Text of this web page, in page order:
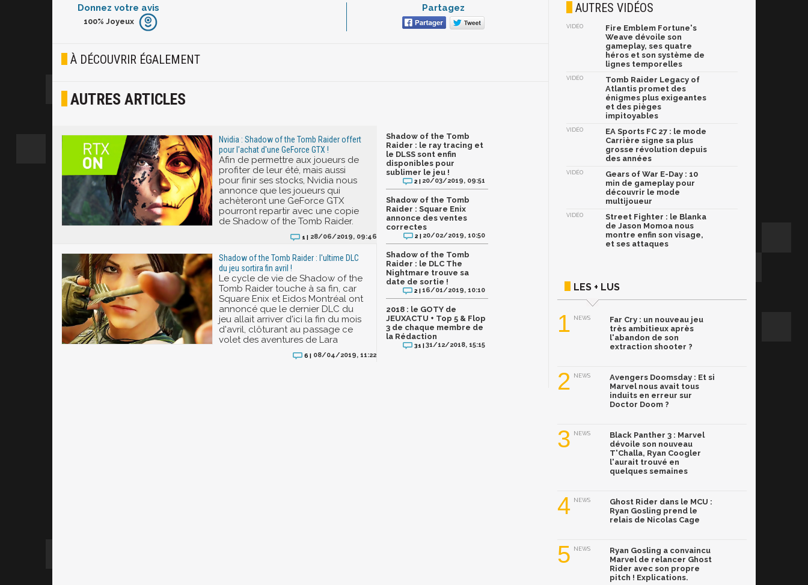
Donnez votre avis
Furieux
Joyeux
100% Joyeux
Partagez
À DÉCOUVRIR ÉGALEMENT
AUTRES ARTICLES
Nvidia : Shadow of the Tomb Raider offert
pour l'achat d'une GeForce GTX !
Afin de permettre aux joueurs de
profiter de leur été, mais aussi
pour finir ses stocks, Nvidia nous
annonce que les joueurs qui
achèteront une GeForce GTX
pourront repartir avec une copie
de Shadow of the Tomb Raider.
1 | 28/06/2019, 09:46
Shadow of the Tomb Raider : l'ultime DLC
du jeu sortira fin avril !
Le cycle de vie de Shadow of the
Tomb Raider touche à sa fin, car
Square Enix et Eidos Montréal ont
annoncé que le dernier DLC du
jeu allait arriver d'ici la fin du mois
d'avril, clôturant au passage ce
volet des aventures de Lara
6 | 08/04/2019, 11:22
Shadow of the Tomb
Raider : le ray tracing et
le DLSS sont enfin
disponibles pour
sublimer le jeu !
2 | 20/03/2019, 09:51
Shadow of the Tomb
Raider : Square Enix
annonce des ventes
correctes
2 | 20/02/2019, 10:50
Shadow of the Tomb
Raider : le DLC The
Nightmare trouve sa
date de sortie !
2 |16/01/2019, 10:10
2018 : le GOTY de
JEUXACTU + Top 5 & Flop
3 de chaque membre de
la Rédaction
31 |31/12/2018, 15:15
AUTRES VIDÉOS
VIDÉO
Fire Emblem Fortune's
Weave dévoile son
gameplay, ses quatre
héros et son système de
lignes temporelles
VIDÉO
Tomb Raider Legacy of
Atlantis promet des
énigmes plus exigeantes
et des pièges
impitoyables
VIDÉO
EA Sports FC 27 : le mode
Carrière signe sa plus
grosse révolution depuis
des années
VIDÉO
Gears of War E-Day : 10
min de gameplay pour
découvrir le mode
multijoueur
VIDÉO
Street Fighter : le Blanka
de Jason Momoa nous
montre enfin son visage,
et ses attaques
LES + LUS
1 NEWS
Far Cry : un nouveau jeu
très ambitieux après
l'abandon de son
extraction shooter ?
2 NEWS
Avengers Doomsday : Et si
Marvel nous avait tous
induits en erreur sur
Doctor Doom ?
3 NEWS
Black Panther 3 : Marvel
dévoile son nouveau
T'Challa, Ryan Coogler
l'aurait trouvé en
quelques semaines
4 NEWS
Ghost Rider dans le MCU :
Ryan Gosling prend le
relais de Nicolas Cage
5 NEWS
Ryan Gosling a convaincu
Marvel de relancer Ghost
Rider avec son propre
pitch ! Explications.